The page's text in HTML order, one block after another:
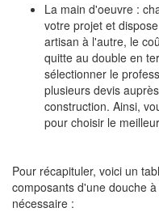
La main d'oeuvre :
votre projet et
artisan à l'autre, le
quitte au double en
sélectionner le
plusieurs devis
construction. Ainsi,
pour choisir le
Pour récapituler, voici un
composants d'une douche
nécessaire :